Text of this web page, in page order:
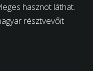
hasznot láthat.
résztvevőit